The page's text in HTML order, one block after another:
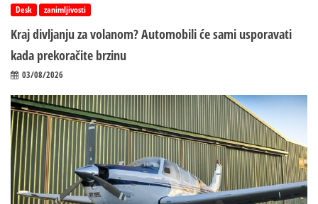
Desk zanimljivosti
Kraj divljanju za volanom? Automobili će sami usporavati
kada prekoračite brzinu
03/08/2026